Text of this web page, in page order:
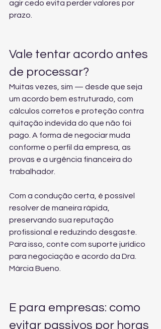
agir cedo evita perder valores por
prazo.
Vale tentar acordo antes
de processar?
Muitas vezes, sim — desde que seja
um acordo bem estruturado, com
cálculos corretos e proteção contra
quitação indevida do que não foi
pago. A forma de negociar muda
conforme o perfil da empresa, as
provas e a urgência financeira do
trabalhador.
Com a condução certa, é possível
resolver de maneira rápida,
preservando sua reputação
profissional e reduzindo desgaste.
Para isso, conte com suporte jurídico
para negociação e acordo da Dra.
Márcia Bueno.
E para empresas: como
evitar passivos por horas